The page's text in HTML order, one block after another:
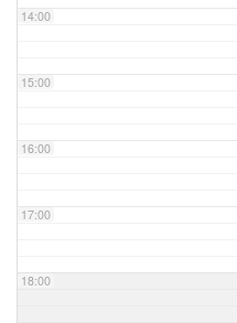
14:00
15:00
16:00
17:00
18:00